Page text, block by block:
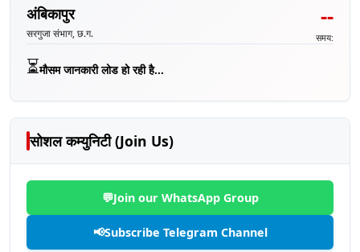
अंबिकापुर
सरगुजा संभाग, छ.ग.
--
समय:
⏳मौसम जानकारी लोड हो रही है...
सोशल कम्युनिटी (Join Us)
💬Join our WhatsApp Group
📢Subscribe Telegram Channel